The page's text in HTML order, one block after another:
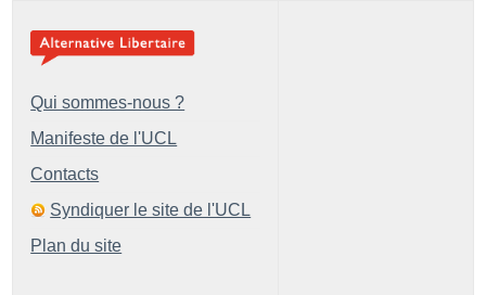
Qui sommes-nous ?
Manifeste de l'UCL
Contacts
Syndiquer le site de l'UCL
Plan du site